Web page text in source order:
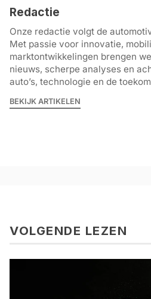
Redactie
Onze redactie volgt de
Met passie voor innovatie,
marktontwikkelingen brengen
nieuws, scherpe analyses en
auto’s, technologie en de
BEKIJK ARTIKELEN
VOLGENDE LEZEN